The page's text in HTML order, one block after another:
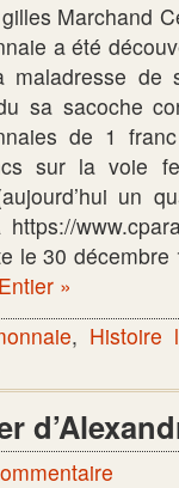
Marchand
a été
maladresse de
sa sacoche
de 1
sur la voie
un
le 30
»
, Histoire